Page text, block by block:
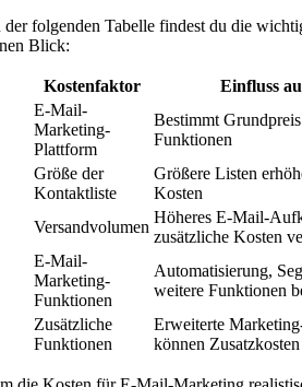
der folgenden Tabelle findest du die
Blick:
Kostenfaktor
Einfluss
E-Mail-
Marketing-
Plattform
Bestimmt
Funktionen
Größe der
Kontaktliste
Größere Listen
Kosten
Versandvolumen
Höheres E-Mail-
zusätzliche Kosten
E-Mail-
Marketing-
Funktionen
Automatisierung,
weitere Funktionen
Zusätzliche
Funktionen
Erweiterte
können